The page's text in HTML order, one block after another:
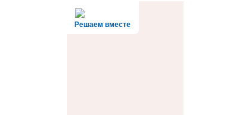
Решаем вместе